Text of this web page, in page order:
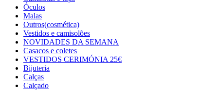
Óculos
Malas
Outros(cosmética)
Vestidos e camisolões
NOVIDADES DA SEMANA
Casacos e coletes
VESTIDOS CERIMÓNIA 25€
Bijuteria
Calças
Calçado